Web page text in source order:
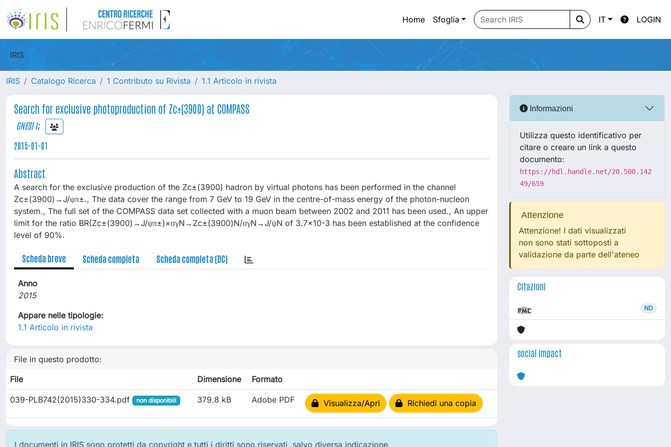
Home Sfoglia IT LOGIN
IRIS
IRIS Catalogo Ricerca 1 Contributo su Rivista 1.1 Articolo in rivista
Search for exclusive photoproduction of Zc±(3900) at COMPASS
GNESI I;
2015-01-01
Abstract
A search for the exclusive production of the Zc±(3900) hadron by virtual photons has been performed in the channel
Zc±(3900)→J/ψπ±., The data cover the range from 7 GeV to 19 GeV in the centre-of-mass energy of the photon-nucleon
system., The full set of the COMPASS data set collected with a muon beam between 2002 and 2011 has been used., An upper
limit for the ratio BR(Zc±(3900)→J/ψπ±)×σγN→Zc±(3900)N/σγN→J/ψN of 3.7×10-3 has been established at the confidence
level of 90%.
Scheda breve Scheda completa Scheda completa (DC)
Anno
2015
Appare nelle tipologie:
1.1 Articolo in rivista
File in questo prodotto:
File
Dimensione Formato
039-PLB742(2015)330-334.pdf non disponibili 379.8 kB Adobe PDF Visualizza/Apri Richiedi una copia
I documenti in IRIS sono protetti da copyright e tutti i diritti sono riservati, salvo diversa indicazione.
Informazioni
Utilizza questo identificativo per
citare o creare un link a questo
documento:
https://hdl.handle.net/20.500.142
49/659
Attenzione
Attenzione! I dati visualizzati
non sono stati sottoposti a
validazione da parte dell'ateneo
Citazioni
ND
social impact